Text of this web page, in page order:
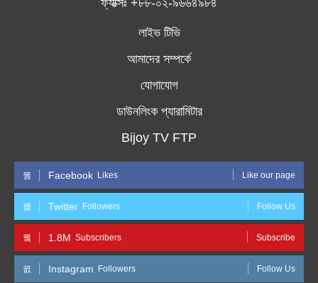
ফ্যাক্সঃ +৮৮-০২-৯৬৬৪৯৮৪
লাইভ টিভি
আমাদের সম্পর্কে
যোগাযোগ
ডাউনলিংক প্যারামিটার
Bijoy TV FTP
Facebook Likes Like our page
Twitter Followers Follow Us
1.8M Subscribers Subscribe
Instagram Followers Follow Us